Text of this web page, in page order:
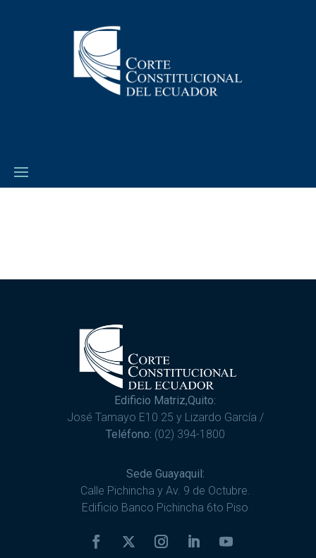
Edificio Matriz,Quito:
José Tamayo E10 25 y Lizardo García /
Teléfono: (02) 394-1800
Sede Guayaquil:
Calle Pichincha y Av. 9 de Octubre.
Edificio Banco Pichincha 6to Piso